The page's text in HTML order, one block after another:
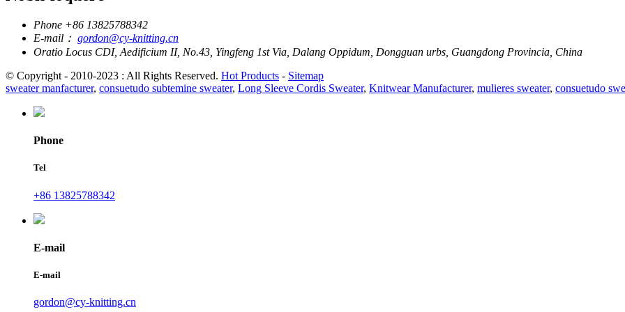
Phone +86 13825788342
E-mail： gordon@cy-knitting.cn
Oratio Locus CDI, Aedificium II, No.43, Yingfeng 1st Via, Dalang Oppidum, Dongguan urbs, Guangdong Provincia, China
© Copyright - 2010-2023 : All Rights Reserved. Hot Products - Sitemap
sweater manfacturer, consuetudo subtemine sweater, Long Sleeve Cordis Sweater, Knitwear Manufacturer, mulieres sweater, consuetudo
Phone
Tel
+86 13825788342
E-mail
E-mail
gordon@cy-knitting.cn